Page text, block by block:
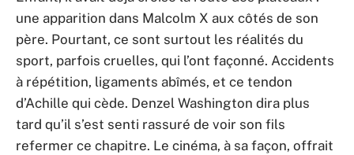
une apparition dans Malcolm X aux côtés de son
père. Pourtant, ce sont surtout les réalités du
sport, parfois cruelles, qui l’ont façonné. Accidents
à répétition, ligaments abîmés, et ce tendon
d’Achille qui cède. Denzel Washington dira plus
tard qu’il s’est senti rassuré de voir son fils
refermer ce chapitre. Le cinéma, à sa façon, offrait